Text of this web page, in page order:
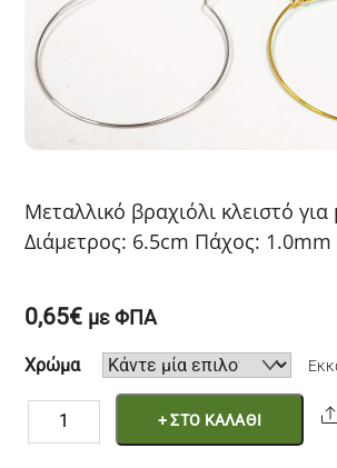
Μεταλλικό βραχιόλι κλειστό
Διάμετρος: 6.5cm Πάχος: 1.0mm
0,65€ με ΦΠΑ
Χρώμα
Μεταλλικό
βραχιόλι
+ ΣΤΟ ΚΑΛΑΘΙ